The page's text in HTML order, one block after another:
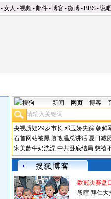
-女人 -视频-邮件-博客-微博- BBS-说
新闻 网页 博客
央视质疑29岁市长 邓玉娇失踪 朝鲜
石首网站被黑 篡改温总讲话 夏日减
宋美龄牛奶洗澡 中共卧底结局 慈禧
·欧冠决赛盘
·段暄 拜仁大